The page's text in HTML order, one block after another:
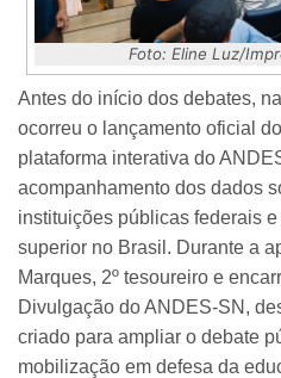
Foto: Eline Luz/
Antes do início dos debates,
ocorreu o lançamento oficial
plataforma interativa do
acompanhamento dos dados
instituições públicas federais
superior no Brasil. Durante a
Marques, 2º tesoureiro e
Divulgação do ANDES-SN,
criado para ampliar o debate
mobilização em defesa da